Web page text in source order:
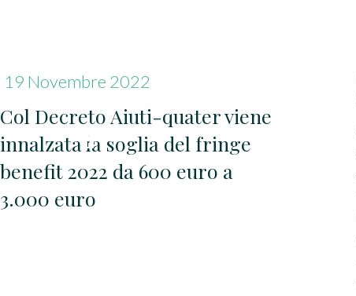
19 Novembre 2022
Col Decreto Aiuti-quater viene
innalzata la soglia del fringe
benefit 2022 da 600 euro a
3.000 euro